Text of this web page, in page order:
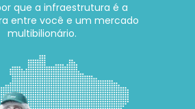
que a infraestrutura é a
entre você e um mercado
multibilionário.